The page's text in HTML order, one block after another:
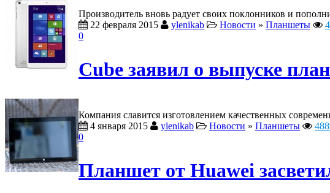
Производитель вновь радует своих поклонников и
22 февраля 2015
ylenikab Новости » Планшеты
0
Cube заявил о выпуске
Компания славится изготовлением качественных
4 января 2015
ylenikab Новости » Планшеты
0
Планшет от Huawei